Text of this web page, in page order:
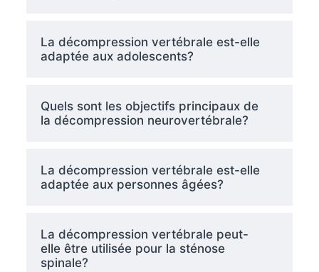
La décompression vertébrale est-elle
adaptée aux adolescents?
Quels sont les objectifs principaux de
la décompression neurovertébrale?
La décompression vertébrale est-elle
adaptée aux personnes âgées?
La décompression vertébrale peut-
elle être utilisée pour la sténose
spinale?